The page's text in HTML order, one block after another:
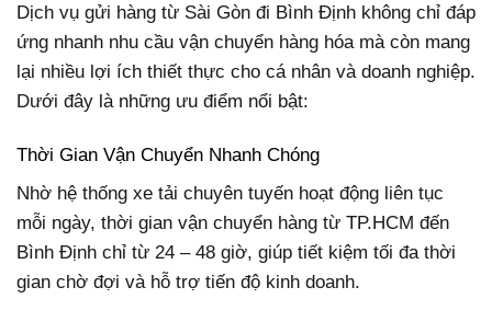
Dịch vụ gửi hàng từ Sài Gòn đi Bình Định không chỉ đáp
ứng nhanh nhu cầu vận chuyển hàng hóa mà còn mang
lại nhiều lợi ích thiết thực cho cá nhân và doanh nghiệp.
Dưới đây là những ưu điểm nổi bật:
Thời Gian Vận Chuyển Nhanh Chóng
Nhờ hệ thống xe tải chuyên tuyến hoạt động liên tục
mỗi ngày, thời gian vận chuyển hàng từ TP.HCM đến
Bình Định chỉ từ 24 – 48 giờ, giúp tiết kiệm tối đa thời
gian chờ đợi và hỗ trợ tiến độ kinh doanh.